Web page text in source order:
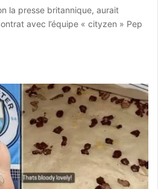
la presse britannique, aurait
avec l’équipe « cityzen » Pep